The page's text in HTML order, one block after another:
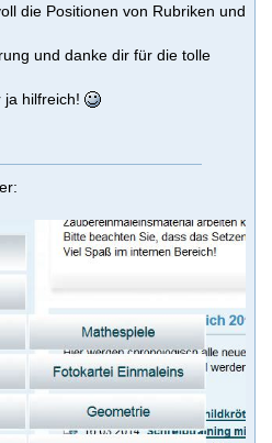
die Positionen von Rubriken und
und danke dir für die tolle
ja hilfreich!